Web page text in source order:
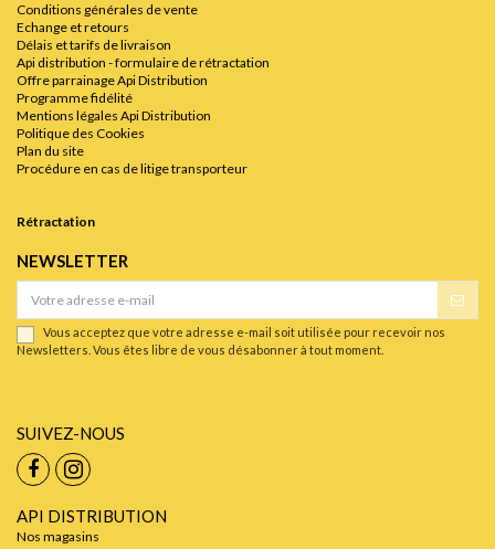
Conditions générales de vente
Echange et retours
Délais et tarifs de livraison
Api distribution - formulaire de rétractation
Offre parrainage Api Distribution
Programme fidélité
Mentions légales Api Distribution
Politique des Cookies
Plan du site
Procédure en cas de litige transporteur
Rétractation
NEWSLETTER
Vous acceptez que votre adresse e-mail soit utilisée pour recevoir nos
Newsletters. Vous êtes libre de vous désabonner à tout moment.
SUIVEZ-NOUS
API DISTRIBUTION
Nos magasins